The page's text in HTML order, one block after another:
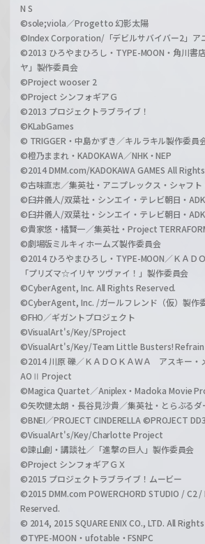
N S
©sole;viola／Progetto 幻影太陽
©Index Corporation/「デビルサバイバー2」ア
©2013 ひろやまひろし・TYPE-MOON・角川書
ヤ」製作委員会
©Project wooser 2
©Project シンフォギアＧ
©2013 プロジェクトラブライブ！
©KLabGames
© TRIGGER・中島かずき／キルラキル製作委員
©橙乃ままれ・KADOKAWA／NHK・NEP
©2014 DMM.com/KADOKAWA GAMES All
©古味直志／集英社・アニプレックス・シャフト
©臼井儀人/双葉社・シンエイ・テレビ朝日・ADK
©臼井儀人/双葉社・シンエイ・テレビ朝日・
©貴家悠・橘賢一／集英社・Project
©劇場版ミルキィホームズ製作委員会
©2014 ひろやまひろし・TYPE-MOON／ＫＡＤ
「プリズマ☆イリヤ ツヴァイ！」製作委員会
©CyberAgent, Inc. All Rights Reserved.
©CyberAgent, Inc. /ガールフレンド（仮）製作
©FHO／ギガントプロジェクト
©VisualArt's/Key/SProject
©VisualArt's/Key/Team Little Busters! Refrain
©2014 川原 礫／ＫＡＤＯＫＡＷＡ アスキー・
AOⅡ Project
©Magica Quartet／Aniplex・Madoka Movie
©矢吹健太朗・長谷見沙貴／集英社・とらぶる
©BNEI／PROJECT CINDERELLA ©PROJECT DD3
©VisualArt's/Key/Charlotte Project
©諫山創・講談社／「進撃の巨人」製作委員会
©Project シンフォギアＧＸ
©2015 プロジェクトラブライブ！ムービー
©2015 DMM.com POWERCHORD STUDIO / C2
Reserved.
© 2014, 2015 SQUARE ENIX CO., LTD. All
©TYPE-MOON・ufotable・FSNPC